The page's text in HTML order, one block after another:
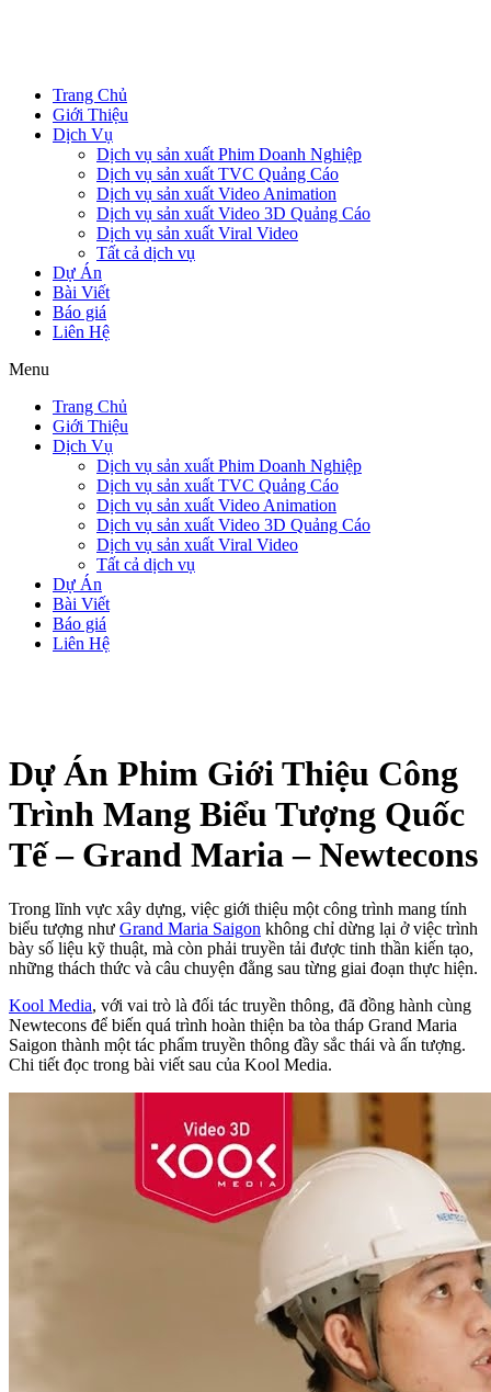
Trang Chủ
Giới Thiệu
Dịch Vụ
Dịch vụ sản xuất Phim Doanh Nghiệp
Dịch vụ sản xuất TVC Quảng Cáo
Dịch vụ sản xuất Video Animation
Dịch vụ sản xuất Video 3D Quảng Cáo
Dịch vụ sản xuất Viral Video
Tất cả dịch vụ
Dự Án
Bài Viết
Báo giá
Liên Hệ
Menu
Trang Chủ
Giới Thiệu
Dịch Vụ
Dịch vụ sản xuất Phim Doanh Nghiệp
Dịch vụ sản xuất TVC Quảng Cáo
Dịch vụ sản xuất Video Animation
Dịch vụ sản xuất Video 3D Quảng Cáo
Dịch vụ sản xuất Viral Video
Tất cả dịch vụ
Dự Án
Bài Viết
Báo giá
Liên Hệ
Dự Án Phim Giới Thiệu Công
Trình Mang Biểu Tượng Quốc
Tế – Grand Maria – Newtecons
Trong lĩnh vực xây dựng, việc giới thiệu một công trình mang tính
biểu tượng như Grand Maria Saigon không chỉ dừng lại ở việc trình
bày số liệu kỹ thuật, mà còn phải truyền tải được tinh thần kiến tạo,
những thách thức và câu chuyện đằng sau từng giai đoạn thực hiện.
Kool Media, với vai trò là đối tác truyền thông, đã đồng hành cùng
Newtecons để biến quá trình hoàn thiện ba tòa tháp Grand Maria
Saigon thành một tác phẩm truyền thông đầy sắc thái và ấn tượng.
Chi tiết đọc trong bài viết sau của Kool Media.